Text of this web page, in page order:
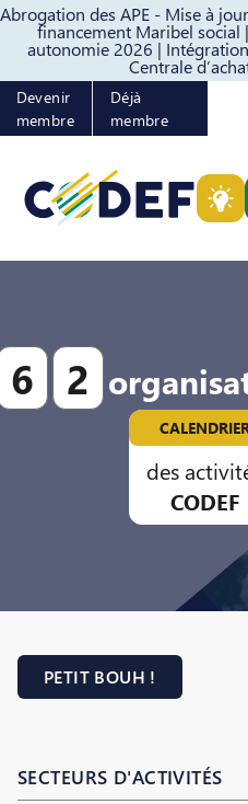
Abrogation des APE - Mise à
financement Maribel social |
autonomie 2026 |
Centrale
Passer au contenu
Devenir
membre
Déjà
membre
6 2
des
CODEF
PETIT BOUH !
SECTEURS D'ACTIVITÉS